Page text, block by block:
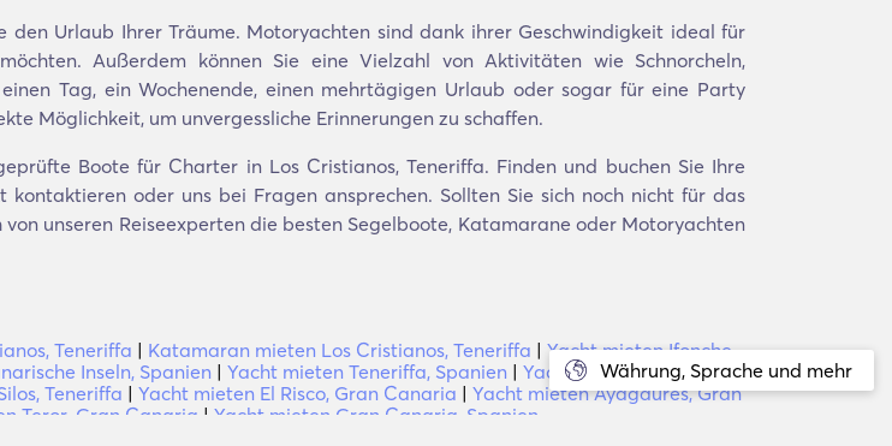
Währung, Sprache und mehr
den Urlaub Ihrer Träume. Motoryachten sind dank ihrer Geschwindigkeit ideal für
Außerdem können Sie eine Vielzahl von Aktivitäten wie Schnorcheln,
Tag, ein Wochenende, einen mehrtägigen Urlaub oder sogar für eine Party
Möglichkeit, um unvergessliche Erinnerungen zu schaffen.
Boote für Charter in Los Cristianos, Teneriffa. Finden und buchen Sie Ihre
oder uns bei Fragen ansprechen. Sollten Sie sich noch nicht für das
unseren Reiseexperten die besten Segelboote, Katamarane oder Motoryachten
Teneriffa | Katamaran mieten Los Cristianos, Teneriffa | Yacht mieten Ifonche,
Inseln, Spanien | Yacht mieten Teneriffa, Spanien | Yacht mieten Poris de
Teneriffa | Yacht mieten El Risco, Gran Canaria | Yacht mieten Ayagaures, Gran
Teror, Gran Canaria | Yacht mieten Gran Canaria, Spanien